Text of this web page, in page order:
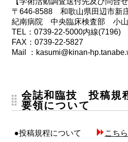
〒646-8588 和歌山県田辺市新
紀南病院 中央臨床検査部 小山
TEL：0739-22-5000内線(7196)
FAX：0739-22-5827
Mail ：kasumi@kinan-
会誌和臨技 投稿規
要領について
●投稿規程について こちら